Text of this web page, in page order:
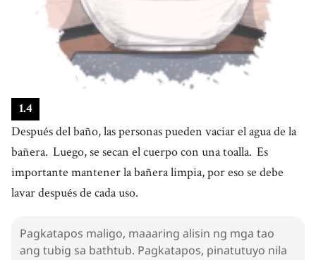
1.4
Después del baño, las personas pueden vaciar el agua de la
bañera. Luego, se secan el cuerpo con una toalla. Es
importante mantener la bañera limpia, por eso se debe
lavar después de cada uso.
Pagkatapos maligo, maaaring alisin ng mga tao
ang tubig sa bathtub. Pagkatapos, pinatutuyo nila